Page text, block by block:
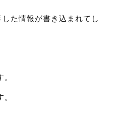
た情報が書き込まれてし